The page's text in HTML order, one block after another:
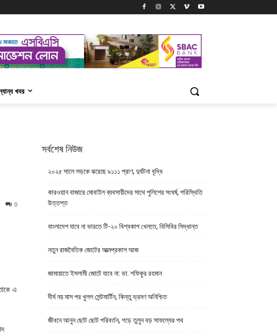
খবর
0
এ
সর্বশেষ নিউজ
২০২৫ সালে সড়কে ঝরেছে ৯১১১ প্রাণ, দুর্ঘটনা বৃদ্ধি
কারওয়ান বাজারে মোবাইল ব্যবসায়ীদের সাথে পুলিশের সংঘর্ষ, পরিস্থিতি
উত্তপ্ত
বাংলাদেশ যাবে না ভারতে টি-২০ বিশ্বকাপ খেলতে, বিসিবির সিদ্ধান্ত
নতুন রাজনৈতিক জোটের আত্মপ্রকাশ আজ
জামায়াতে ইসলামী জোটে যাবে না: ডা. শফিকুর রহমান
দীর্ঘ নয় মাস পর খুলল সেন্টমার্টিন, কিন্তু ভ্রমণ অনিশ্চিত
জীবনে আনুন ছোট ছোট পরিবর্তন, গড়ে তুলুন বড় সাফল্যের পথ